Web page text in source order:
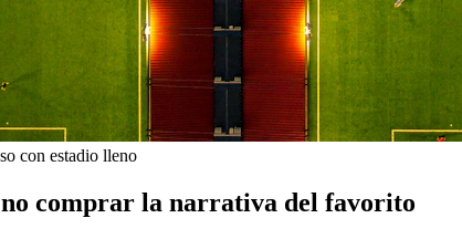
con estadio lleno
comprar la narrativa del favorito